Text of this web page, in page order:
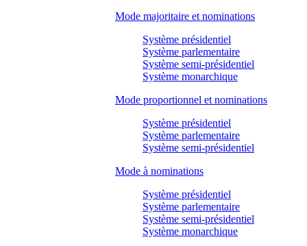
Mode majoritaire et nominations
Système présidentiel
Système parlementaire
Système semi-présidentiel
Système monarchique
Mode proportionnel et nominations
Système présidentiel
Système parlementaire
Système semi-présidentiel
Mode à nominations
Système présidentiel
Système parlementaire
Système semi-présidentiel
Système monarchique